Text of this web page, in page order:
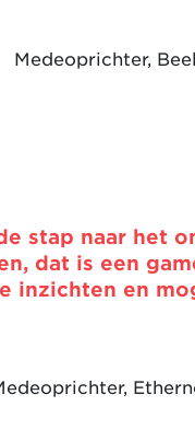
Medeoprichter,
stap naar het
dat is een
inzichten en